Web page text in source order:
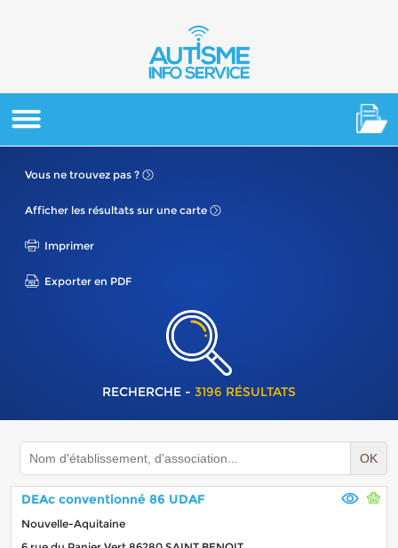
Vous ne trouvez pas ?
Afficher les résultats sur une carte
Imprimer
Exporter en PDF
RECHERCHE - 3196 RÉSULTATS
OK
DEAc conventionné 86 UDAF
Nouvelle-Aquitaine